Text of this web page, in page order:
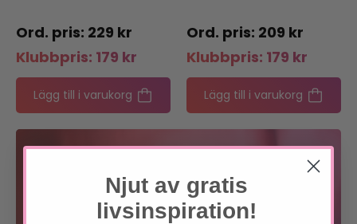
229 kr
Klubbpris: 179 kr
Lägg till i varukorg
209 kr
Klubbpris: 179 kr
Lägg till i varukorg
Förtur till boknyheter
Njut av gratis
livsinspiration!